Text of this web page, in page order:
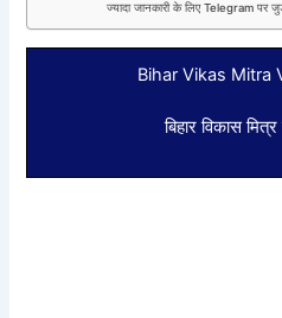
ज्यादा जानकारी के लिए Telegram पर
Bihar Vikas Mitra
बिहार विकास